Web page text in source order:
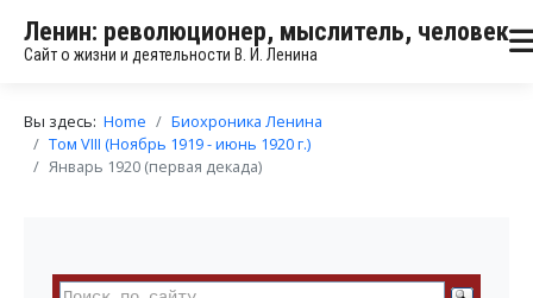
Ленин: революционер, мыслитель, человек
Сайт о жизни и деятельности В. И. Ленина
Вы здесь: Home
Биохроника Ленина
Том VIII (Ноябрь 1919 - июнь 1920 г.)
Январь 1920 (первая декада)